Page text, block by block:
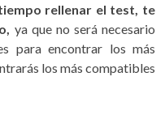
rellenar el test, te
ya que no será necesario
para encontrar los más
los más compatibles